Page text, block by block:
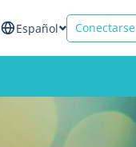
Español Conectarse